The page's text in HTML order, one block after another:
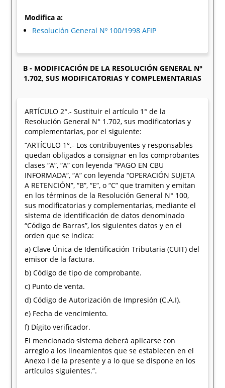
Modifica a:
Resolución General Nº 100/1998 AFIP
B - MODIFICACIÓN DE LA RESOLUCIÓN GENERAL N°
1.702, SUS MODIFICATORIAS Y COMPLEMENTARIAS
ARTÍCULO 2°.- Sustituir el artículo 1° de la
Resolución General N° 1.702, sus modificatorias y
complementarias, por el siguiente:
“ARTÍCULO 1°.- Los contribuyentes y responsables
quedan obligados a consignar en los comprobantes
clases “A”, “A” con leyenda “PAGO EN CBU
INFORMADA”, “A” con leyenda “OPERACIÓN SUJETA
A RETENCIÓN”, “B”, “E”, o “C” que tramiten y emitan
en los términos de la Resolución General N° 100,
sus modificatorias y complementarias, mediante el
sistema de identificación de datos denominado
“Código de Barras”, los siguientes datos y en el
orden que se indica:
a) Clave Única de Identificación Tributaria (CUIT) del
emisor de la factura.
b) Código de tipo de comprobante.
c) Punto de venta.
d) Código de Autorización de Impresión (C.A.I).
e) Fecha de vencimiento.
f) Dígito verificador.
El mencionado sistema deberá aplicarse con
arreglo a los lineamientos que se establecen en el
Anexo I de la presente y a lo que se dispone en los
artículos siguientes.”.